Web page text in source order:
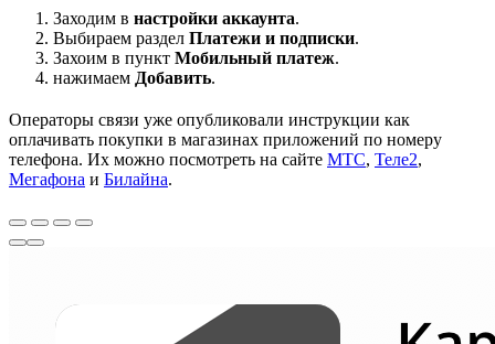
Заходим в настройки аккаунта.
Выбираем раздел Платежи и подписки.
Захоим в пункт Мобильный платеж.
нажимаем Добавить.
Операторы связи уже опубликовали инструкции как
оплачивать покупки в магазинах приложений по номеру
телефона. Их можно посмотреть на сайте МТС, Теле2,
Мегафона и Билайна.